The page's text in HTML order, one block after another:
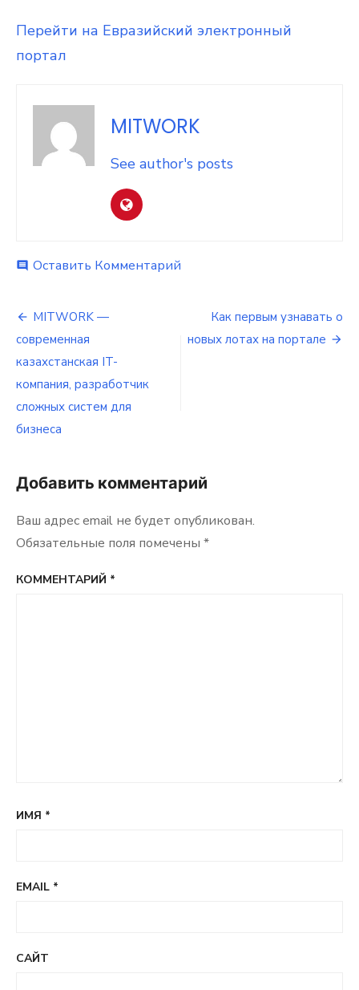
Перейти на Евразийский электронный
портал
MITWORK
See author's posts
comment Оставить Комментарий
конкретного
Навигация
по
записям
MITWORK —
современная
казахстанская IT-
компания, разработчик
cложных систем для
бизнеса
Как первым узнавать о
новых лотах на портале
Добавить комментарий
Ваш адрес email не будет опубликован.
Обязательные поля помечены *
КОММЕНТАРИЙ *
ИМЯ *
EMAIL *
САЙТ